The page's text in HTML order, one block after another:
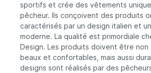
sportifs et crée des vêtements
pêcheur. Ils conçoivent des produits
caractérisés par un design italien et
moderne. La qualité est primordiale
Design. Les produits doivent être non
beaux et confortables, mais aussi
designs sont réalisés par des